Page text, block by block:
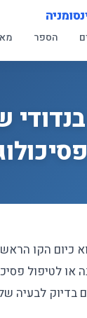
הספר
כיום הקו
או לטיפול
בדיוק לבעיה